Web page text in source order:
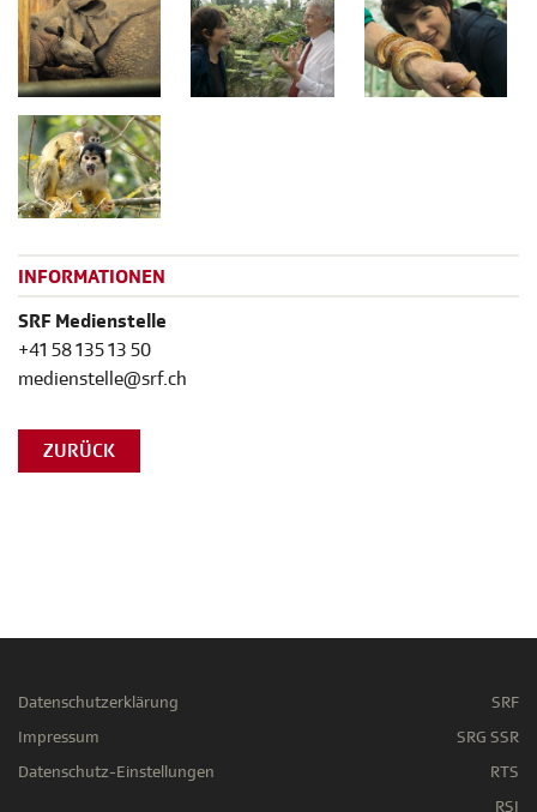
INFORMATIONEN
SRF Medienstelle
+41 58 135 13 50
medienstelle@srf.ch
ZURÜCK
Datenschutzerklärung
Impressum
Datenschutz-Einstellungen
SRF
SRG SSR
RTS
RSI